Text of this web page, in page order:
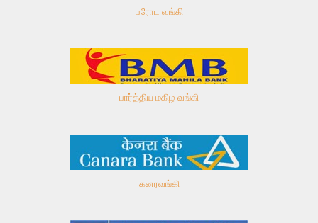
பரோட வங்கி
பார்த்திய மகிழ வங்கி
கனரவங்கி